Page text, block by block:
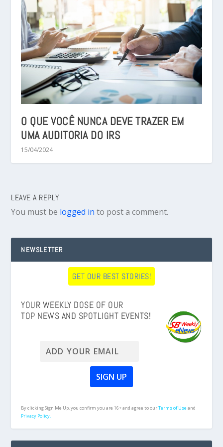
O QUE VOCÊ NUNCA DEVE TRAZER EM
UMA AUDITORIA DO IRS
15/04/2024
LEAVE A REPLY
You must be logged in to post a comment.
NEWSLETTER
GET OUR BEST STORIES!
YOUR WEEKLY DOSE OF OUR
TOP NEWS AND SPOTLIGHT EVENTS!
By clicking Sign Me Up, you confirm you are 16+ and agree to ourTerms of Useand
Privacy Policy.